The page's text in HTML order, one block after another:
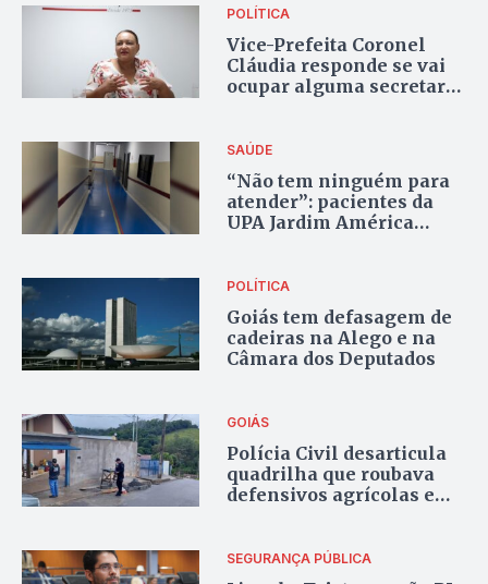
POLÍTICA
Vice-Prefeita Coronel
Cláudia responde se vai
ocupar alguma secretaria
SAÚDE
“Não tem ninguém para
atender”: pacientes da
UPA Jardim América
POLÍTICA
Goiás tem defasagem de
cadeiras na Alego e na
Câmara dos Deputados
GOIÁS
Polícia Civil desarticula
quadrilha que roubava
defensivos agrícolas em
SEGURANÇA PÚBLICA